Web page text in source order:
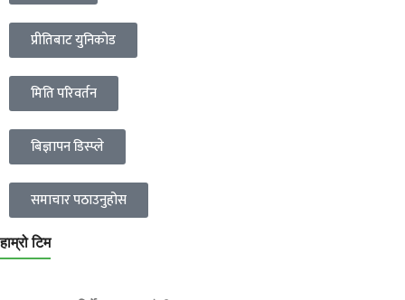
प्रीतिबाट युनिकोड
मिति परिवर्तन
बिज्ञापन डिस्प्ले
समाचार पठाउनुहोस
हाम्रो टिम